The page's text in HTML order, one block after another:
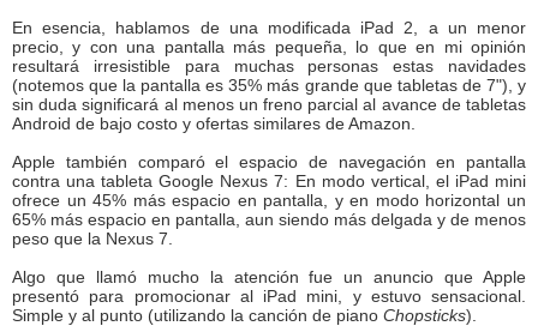
En esencia, hablamos de una modificada iPad 2, a un menor
precio, y con una pantalla más pequeña, lo que en mi opinión
resultará irresistible para muchas personas estas navidades
(notemos que la pantalla es 35% más grande que tabletas de 7"), y
sin duda significará al menos un freno parcial al avance de tabletas
Android de bajo costo y ofertas similares de Amazon.
Apple también comparó el espacio de navegación en pantalla
contra una tableta Google Nexus 7: En modo vertical, el iPad mini
ofrece un 45% más espacio en pantalla, y en modo horizontal un
65% más espacio en pantalla, aun siendo más delgada y de menos
peso que la Nexus 7.
Algo que llamó mucho la atención fue un anuncio que Apple
presentó para promocionar al iPad mini, y estuvo sensacional.
Simple y al punto (utilizando la canción de piano Chopsticks).